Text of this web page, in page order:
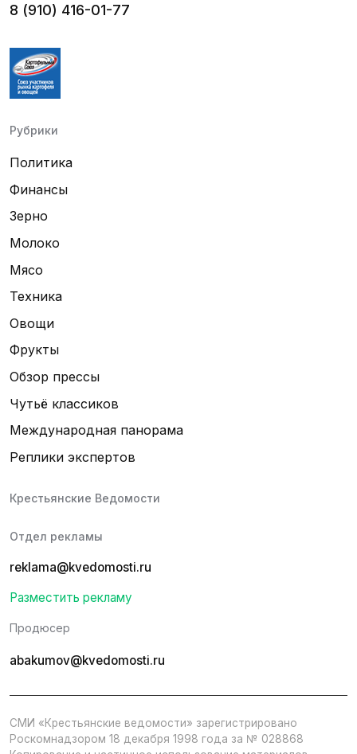
8 (910) 416-01-77
Рубрики
Политика
Финансы
Зерно
Молоко
Мясо
Техника
Овощи
Фрукты
Обзор прессы
Чутьё классиков
Международная панорама
Реплики экспертов
Крестьянские Ведомости
Отдел рекламы
reklama@kvedomosti.ru
Разместить рекламу
Продюсер
abakumov@kvedomosti.ru
СМИ «Крестьянские ведомости» зарегистрировано
Роскомнадзором 18 декабря 1998 года за № 028868